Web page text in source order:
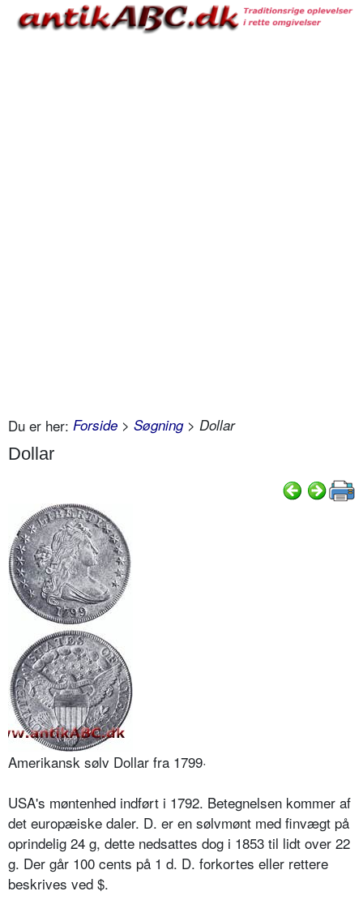
Du er her: Forside > Søgning> Dollar
Dollar
Amerikansk sølv Dollar fra 1799·
USA's møntenhed indført i 1792. Betegnelsen kommer af
det europæiske daler. D. er en sølvmønt med finvægt på
oprindelig 24 g, dette nedsattes dog i 1853 til lidt over 22
g. Der går 100 cents på 1 d. D. forkortes eller rettere
beskrives ved $.